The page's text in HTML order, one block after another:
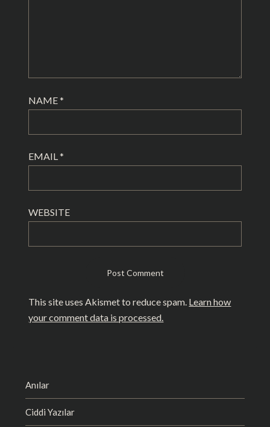
NAME*
EMAIL*
WEBSITE
This site uses Akismet to reduce spam. Learn how
your comment data is processed.
Anılar
Ciddi Yazılar